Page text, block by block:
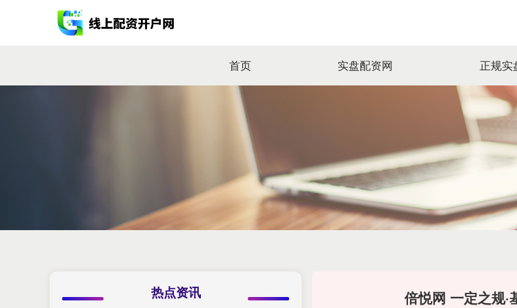
首页 实盘配资网 正规实
倍悦网 一定之规
热点资讯